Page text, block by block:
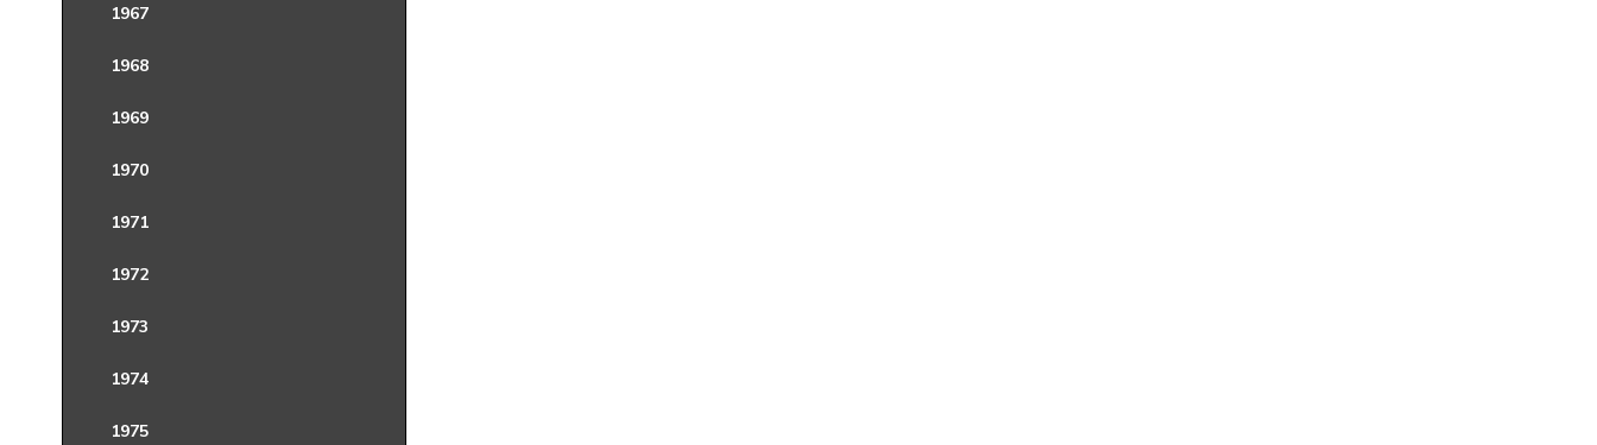
1967
1968
1969
1970
1971
1972
1973
1974
1975